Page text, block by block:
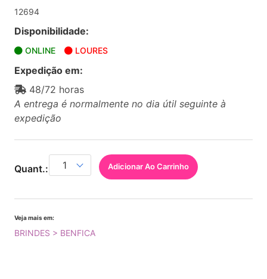
12694
Disponibilidade:
ONLINE LOURES
Expedição em:
48/72 horas
A entrega é normalmente no dia útil seguinte à
expedição
Quant.: Adicionar Ao Carrinho
Veja mais em:
BRINDES > BENFICA